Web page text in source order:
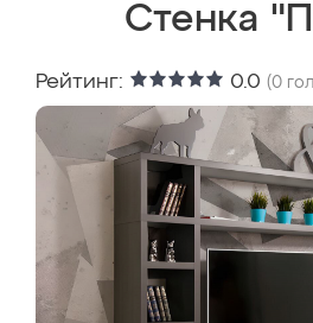
Стенка
Рейтинг: 0.0 (0